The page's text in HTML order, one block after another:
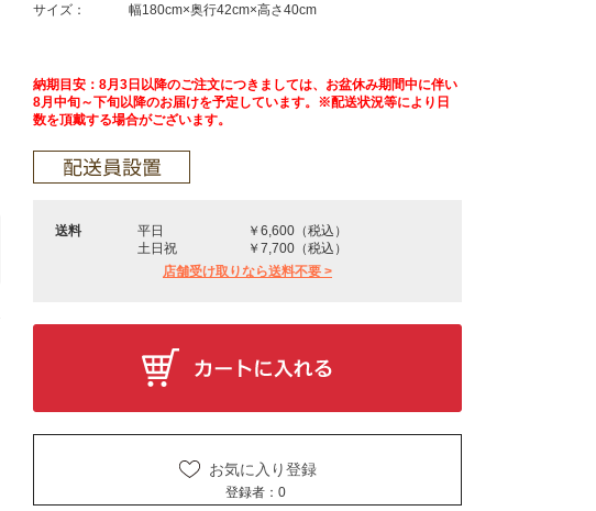
サイズ： 幅180cm×奥行42cm×高さ40cm
納期目安：8月3日以降のご注文につきましては、お盆休み期間中に伴い
8月中旬～下旬以降のお届けを予定しています。※配送状況等により日
数を頂戴する場合がございます。
送料 平日
￥6,600（税込）
土日祝
￥7,700（税込）
店舗受け取りなら送料不要 >
お気に入り登録
登録者： 0